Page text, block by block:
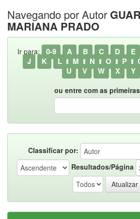
Navegando por Autor
MARIANA PRADO
Ir para: 0-9 A B C D E
J
K L M N O P
U
V W X Y
ou entre com as
Classificar por:
Resultados/Página